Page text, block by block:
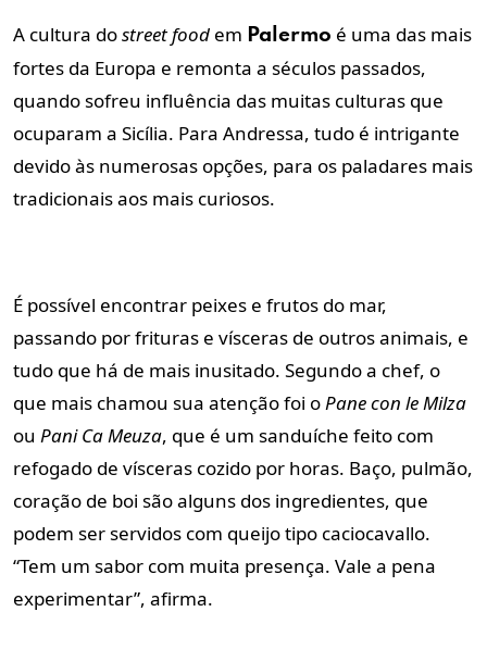
A cultura dostreet food em Palermo é uma das mais
fortes da Europa e remonta a séculos passados,
quando sofreu influência das muitas culturas que
ocuparam a Sicília. Para Andressa, tudo é intrigante
devido às numerosas opções, para os paladares mais
tradicionais aos mais curiosos.
É possível encontrar peixes e frutos do mar,
passando por frituras e vísceras de outros animais, e
tudo que há de mais inusitado. Segundo a chef, o
que mais chamou sua atenção foi oPane con le Milza
ou Pani Ca Meuza, que é um sanduíche feito com
refogado de vísceras cozido por horas. Baço, pulmão,
coração de boi são alguns dos ingredientes, que
podem ser servidos com queijo tipo caciocavallo.
“Tem um sabor com muita presença. Vale a pena
experimentar”, afirma.